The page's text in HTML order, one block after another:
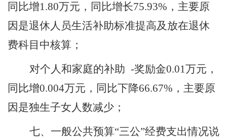
同比增1.80万元，同比增长75.93%，主要原
因是退休人员生活补助标准提高及放在退休
费科目中核算 ；
对个人和家庭的补助 -奖励金0.01万元，
同比增0.004万元，同比下降66.67%，主要原
因是独生子女人数减少 ；
七、一般公共预算“三公”经费支出情况说